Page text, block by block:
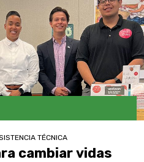
TÉCNICA
cambiar vidas